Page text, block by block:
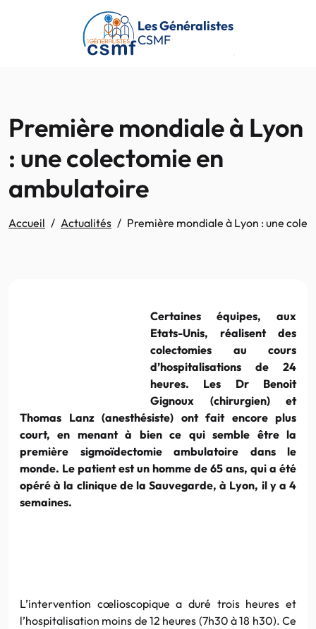
Passer au contenu principal
Les Généralistes
CSMF
Première mondiale à Lyon
: une colectomie en
ambulatoire
Accueil Actualités Première mondiale à Lyon : une
Certaines équipes, aux
Etats-Unis, réalisent des
colectomies au cours
d’hospitalisations de 24
heures. Les Dr
Benoit
Gignoux (chirurgien) et
Thomas Lanz(anesthésiste) ont fait encore plus
court, en menant à bien ce qui semble être la
première sigmoïdectomie ambulatoire dans le
monde. Le patient est un homme de 65 ans, qui a été
opéré à la clinique de la Sauvegarde, à Lyon, il y a 4
semaines.
L’intervention cœlioscopique a duré trois heures et
l’hospitalisation moins de 12 heures (7h30 à 18 h30). Ce